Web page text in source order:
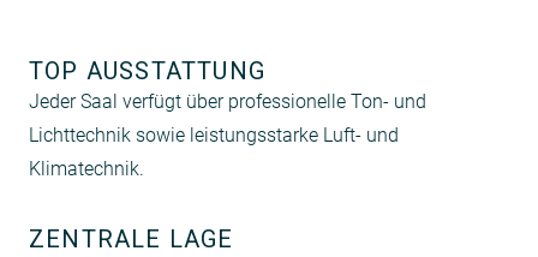
TOP AUSSTATTUNG
Jeder Saal verfügt über professionelle Ton- und
Lichttechnik sowie leistungsstarke Luft- und
Klimatechnik.
ZENTRALE LAGE